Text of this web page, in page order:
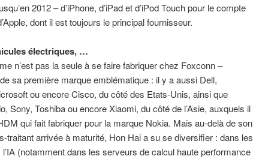
2012 – d’iPhone, d’iPad et d’iPod Touch pour le compte
dont il est toujours le principal fournisseur.
électriques, …
n’est pas la seule à se faire fabriquer chez Foxconn –
sa première marque emblématique : il y a aussi Dell,
ou encore Cisco, du côté des Etats-Unis, ainsi que
Sony, Toshiba ou encore Xiaomi, du côté de l’Asie, auxquels il
qui fait fabriquer pour la marque Nokia. Mais au-delà de son
traitant arrivée à maturité, Hon Hai a su se diversifier : dans les
l’IA (notamment dans les serveurs de calcul haute performance